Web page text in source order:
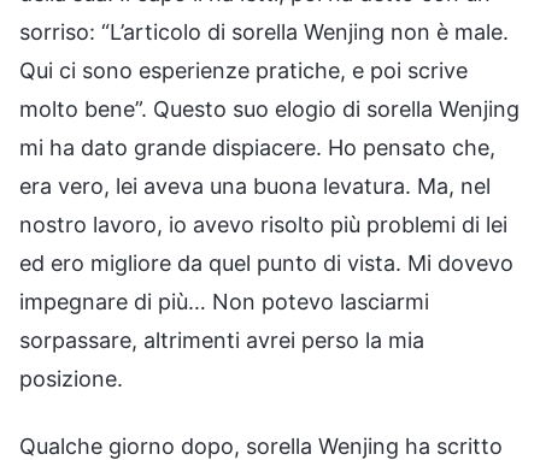
sorriso: “L’articolo di sorella Wenjing non è male.
Qui ci sono esperienze pratiche, e poi scrive
molto bene”. Questo suo elogio di sorella Wenjing
mi ha dato grande dispiacere. Ho pensato che,
era vero, lei aveva una buona levatura. Ma, nel
nostro lavoro, io avevo risolto più problemi di lei
ed ero migliore da quel punto di vista. Mi dovevo
impegnare di più… Non potevo lasciarmi
sorpassare, altrimenti avrei perso la mia
posizione.
Qualche giorno dopo, sorella Wenjing ha scritto